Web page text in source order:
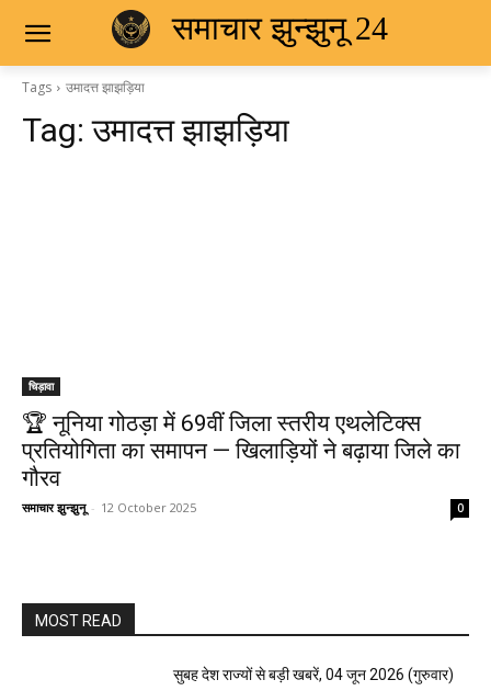
समाचार झुन्झुनू 24
Tags उमादत्त झाझड़िया
Tag:उमादत्त झाझड़िया
चिड़ावा
🏆 नूनिया गोठड़ा में 69वीं जिला स्तरीय एथलेटिक्स
प्रतियोगिता का समापन — खिलाड़ियों ने बढ़ाया जिले का
गौरव
समाचार झुन्झुनू - 12 October 2025 0
MOST READ
सुबह देश राज्यों से बड़ी खबरें, 04 जून 2026 (गुरुवार)